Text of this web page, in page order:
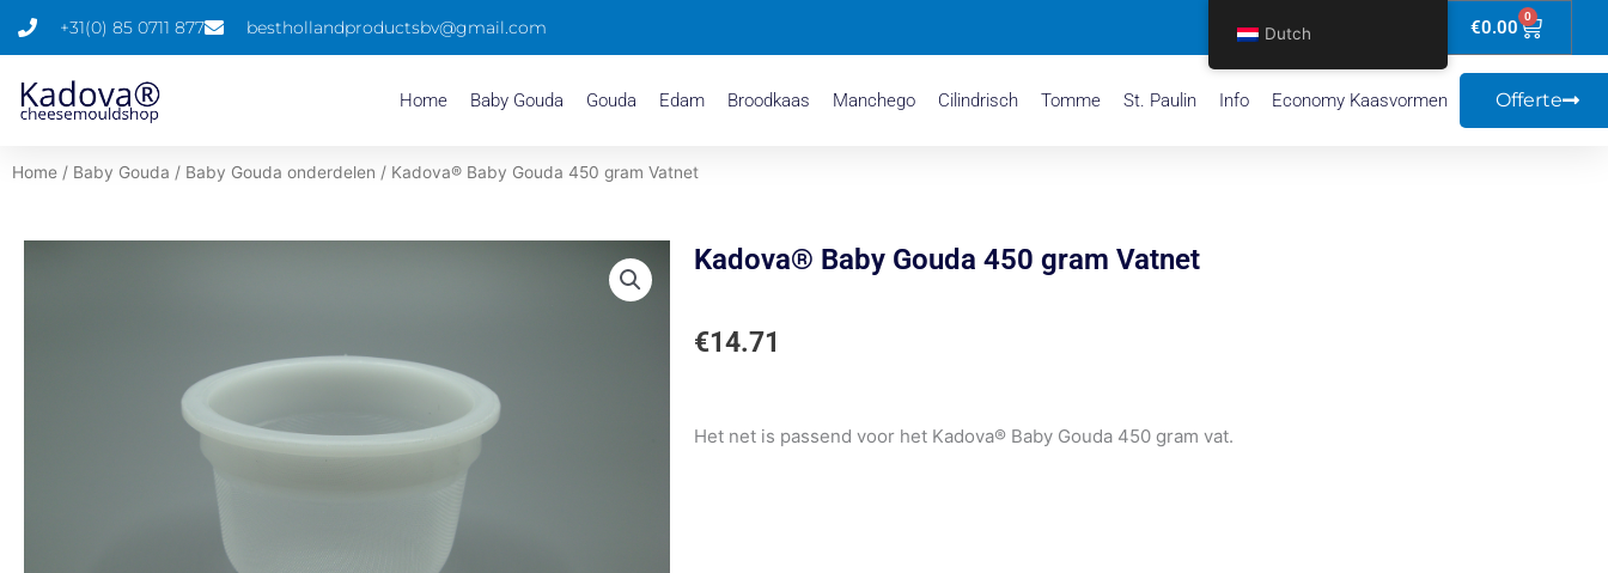
Spring
content
+31(0) 85 0711 877 besthollandproductsbv@gmail.com €0.00 0
Home Baby Gouda Gouda Edam Broodkaas Manchego Cilindrisch Tomme St. Paulin Info Economy Kaasvormen Offerte
Home / Baby Gouda / Baby Gouda onderdelen / Kadova® Baby Gouda 450 gram Vatnet
Kadova® Baby Gouda 450 gram Vatnet
€14.71
Het net is passend voor het Kadova® Baby Gouda 450 gram vat.
Dutch